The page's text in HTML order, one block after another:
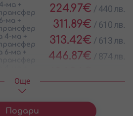
ма +
224.97€ / 440 лв.
ма +
311.89€ / 610 лв.
4-ма +
313.42€ / 613 лв.
6-ма +
446.87€ / 874 лв.
6-ма +
Oще
Подари